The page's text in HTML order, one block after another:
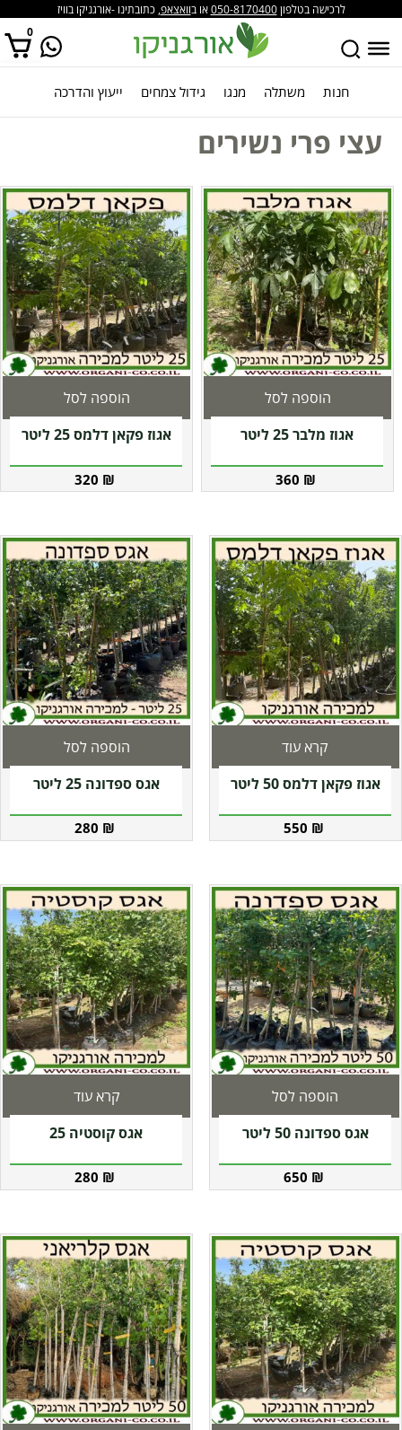
לרכישה בטלפון050-8170400או בוואצאפ, כתובתינו -אורגניקו בוויז
0
אין מוצרים בסל הקניות. חנות משתלה מנגו גידול צמחים ייעוץ והדרכה
עצי פרי נשירים
אגוז מלבר 25 ליטר
360 ₪
הוספה לסל
אגוז פקאן דלמס 25 ליטר
320 ₪
הוספה לסל
אגוז פקאן דלמס 50 ליטר
550 ₪
קרא עוד
אגס ספדונה 25 ליטר
280 ₪
הוספה לסל
אגס ספדונה 50 ליטר
650 ₪
הוספה לסל
אגס קוסטיה 25
280 ₪
קרא עוד